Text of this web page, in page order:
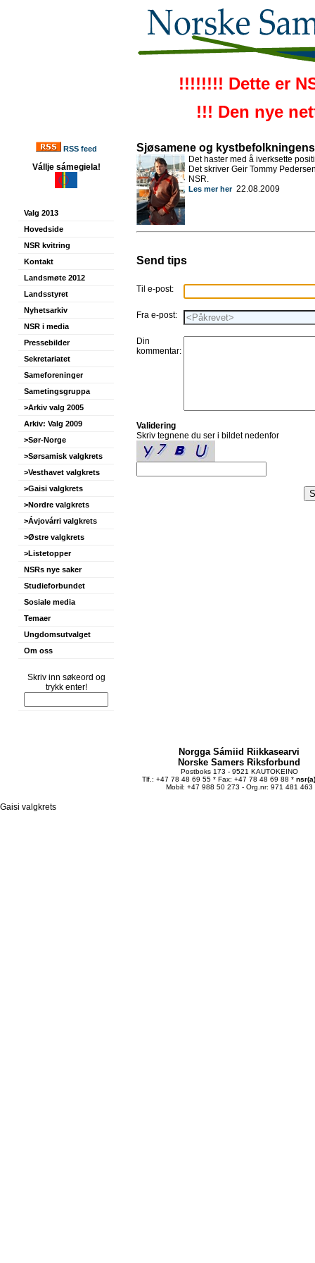
!!!!!!!! Dette er
!!! Den nye
RSS feed
Vállje sámegiela!
Valg 2013
Hovedside
NSR kvitring
Kontakt
Landsmøte 2012
Landsstyret
Nyhetsarkiv
NSR i media
Pressebilder
Sekretariatet
Sameforeninger
Sametingsgruppa
>Arkiv valg 2005
Arkiv: Valg 2009
>Sør-Norge
>Sørsamisk valgkrets
>Vesthavet valgkrets
>Gaisi valgkrets
>Nordre valgkrets
>Ávjovárri valgkrets
>Østre valgkrets
>Listetopper
NSRs nye saker
Studieforbundet
Sosiale media
Temaer
Ungdomsutvalget
Om oss
Skriv inn søkeord og
trykk enter!
Sjøsamene og
Det haster med å iverksette
Det skriver Geir Tommy
NSR.
Les mer her22.08.2009
Send tips
Til e-post:
Fra e-post:
Din
kommentar:
Validering
Skriv tegnene du ser i bildet nedenfor
Norgga Sámiid Riikkasearvi
Norske Samers Riksforbund
Postboks 173 - 9521 KAUTOKEINO
Tlf.: +47 78 48 69 55 * Fax: +47 78 48 69 88 *
Mobil: +47 988 50 273 - Org.nr: 971 481 463
Gaisi valgkrets